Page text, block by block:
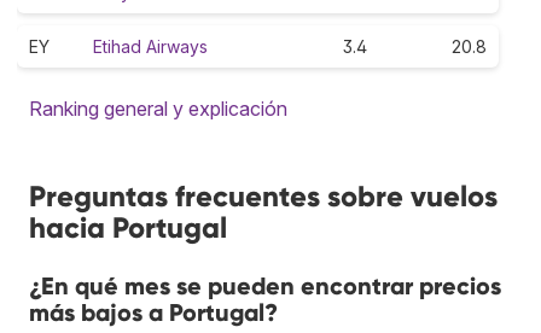
EY Etihad Airways 3.4 20.8
Ranking general y explicación
Preguntas frecuentes sobre vuelos
hacia Portugal
¿En qué mes se pueden encontrar precios
más bajos a Portugal?